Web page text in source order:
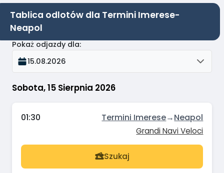
Tablica odlotów dla Termini Imerese-
Neapol
Sobota, 15 Sierpnia 2026
Pokaż odjazdy dla:
15.08.2026
01:30 Termini Imerese→Neapol
Grandi Navi Veloci
Szukaj